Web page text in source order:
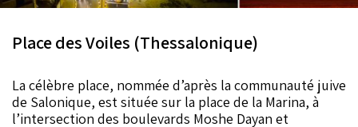
Place des Voiles (Thessalonique)
La célèbre place, nommée d’après la communauté juive
de Salonique, est située sur la place de la Marina, à
l’intersection des boulevards Moshe Dayan et